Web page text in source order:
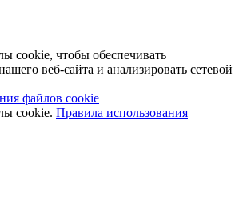
cookie, чтобы обеспечивать
веб-сайта и анализировать сетевой
файлов cookie
cookie. Правила использования